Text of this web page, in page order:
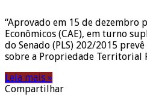
“Aprovado em 15 de dezembro
Econômicos (CAE), em turno
do Senado (PLS) 202/2015
sobre a Propriedade Territorial
Leia mais »
Compartilhar